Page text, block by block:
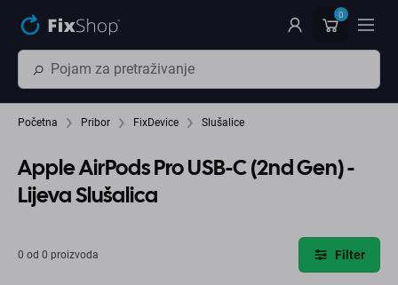
0
Početna Pribor FixDevice Slušalice
Apple AirPods Pro USB-C (2nd Gen) -
Lijeva Slušalica
0 od 0 proizvoda Filter